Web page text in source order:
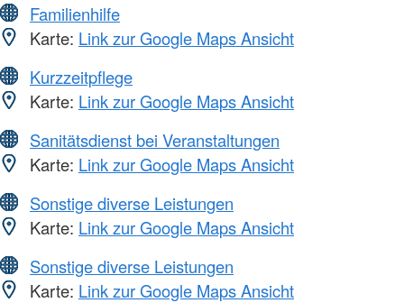
Familienhilfe
Karte: Link zur Google Maps Ansicht
Kurzzeitpflege
Karte: Link zur Google Maps Ansicht
Sanitätsdienst bei Veranstaltungen
Karte: Link zur Google Maps Ansicht
Sonstige diverse Leistungen
Karte: Link zur Google Maps Ansicht
Sonstige diverse Leistungen
Karte: Link zur Google Maps Ansicht